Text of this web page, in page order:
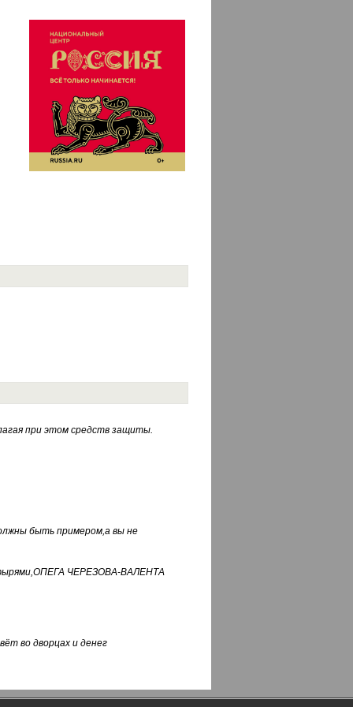
при этом средств защиты.
быть примером,а вы не
ЧЕРЕЗОВА-ВАЛЕНТА
во дворцах и денег